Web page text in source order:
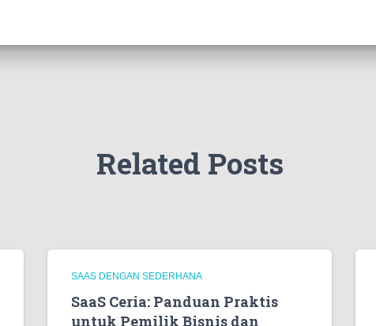
Related Posts
SAAS DENGAN SEDERHANA
SaaS Ceria: Panduan Praktis
untuk Pemilik Bisnis dan